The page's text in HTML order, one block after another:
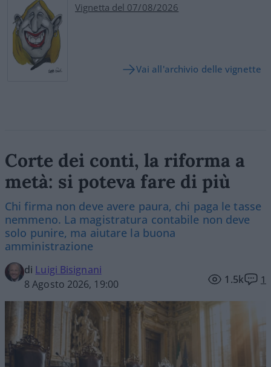
Vignetta del 07/08/2026
Vai all'archivio delle vignette
Corte dei conti, la riforma a
metà: si poteva fare di più
Chi firma non deve avere paura, chi paga le tasse
nemmeno. La magistratura contabile non deve
solo punire, ma aiutare la buona
amministrazione
di Luigi Bisignani
8 Agosto 2026, 19:00
1.5k 1